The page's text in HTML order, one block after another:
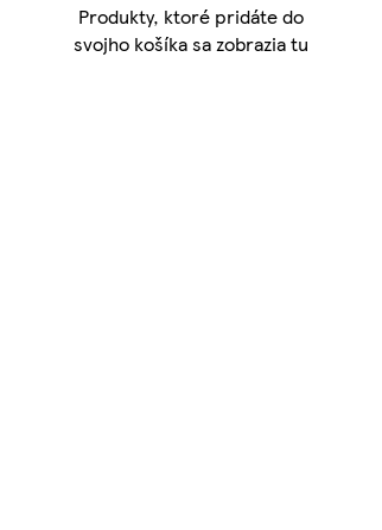
Produkty, ktoré pridáte do
svojho košíka sa zobrazia tu